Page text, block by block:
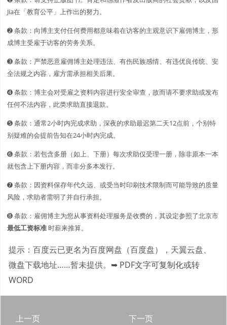
Jia在「教育公平」上作出的努力。
➋️️ 条款：向博主支付任何费用都意味着在访客的主观意识下雇佣博主，形
成博主受雇于访客的劳务关系。
➌ 条款：严禁恶意雇佣博主处理违法、有伤民族感情、有违优良传统、安
全法规之内容，雇方需承担相关后果。
➍ 条款：博主会对受雇之资料内容进行安全审查，故而请不要求助或发布
任何不法内容，此类求助直接退款。
➎ 条款：通常2小时内完成求助，深夜的求助最迟第二天12点前，个别特
别疑难的会提前告知在24小时内完成。
➏ 条款：若包含多册（如上、下册）每次求助仅受理一册，除非原本一本
就包含上下册内容，而非分多本发行。
➐ 条款：因资料保存年代久远、或受当时印刷技术限制而可能导致的质量
风险，求助者需明了并自行承担。
➑ 条款：雇佣博主为您从事资料处理服务是收费的，其设定参照了北京市
最低工资标准时薪来推算。
提示：百度云已更名为百度网盘（百度盘），天翼云盘、
微盘下载地址……暂未提供。 ➥ PDF文字可复制化或转
WORD
上一页
下一页